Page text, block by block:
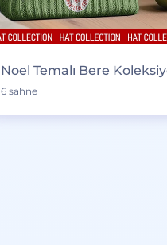
Noel Temalı Bere
6 sahne